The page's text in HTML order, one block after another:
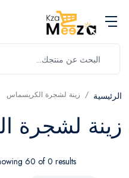
الرئيسية زينة لشجرة الكريسماس
زينة لشجرة
60 of 0 results